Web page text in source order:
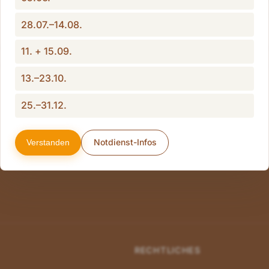
darüber hinaus die Möglichkeit, das Tier aus
Informationen herauszufiltern und seine
zu lassen, um bei der späteren Untersuchung
RECHTLICHES
28.07.–14.08.
11. + 15.09.
13.–23.10.
25.–31.12.
Verstanden Notdienst-Infos